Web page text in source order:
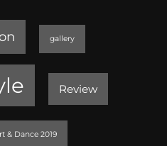
gallery
Review
& Dance 2019